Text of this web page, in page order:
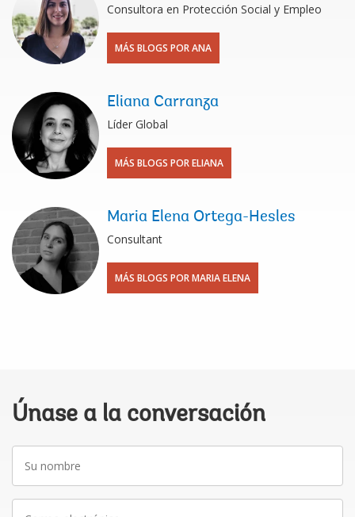
Consultora en Protección Social y Empleo
MÁS BLOGS POR ANA
Eliana Carranza
Líder Global
MÁS BLOGS POR ELIANA
Maria Elena Ortega-Hesles
Consultant
MÁS BLOGS POR MARIA ELENA
Únase a la conversación
Su
nombre
Correo